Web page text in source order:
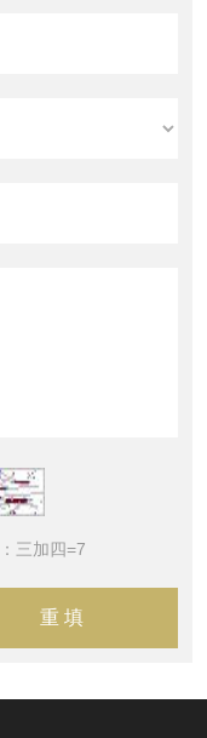
三加四=7